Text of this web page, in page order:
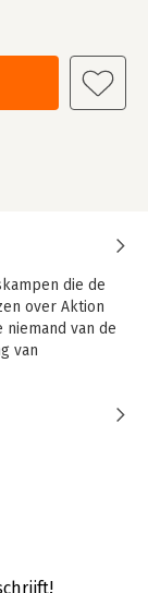
die de
over Aktion
van de
van
Hermkens
en eigen
Dit is onze
de blijvende